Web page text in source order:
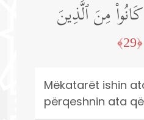
مِنَ ٱلَّذِینَ
﴿29﴾
Mëkatarët ishin
përqeshnin ata